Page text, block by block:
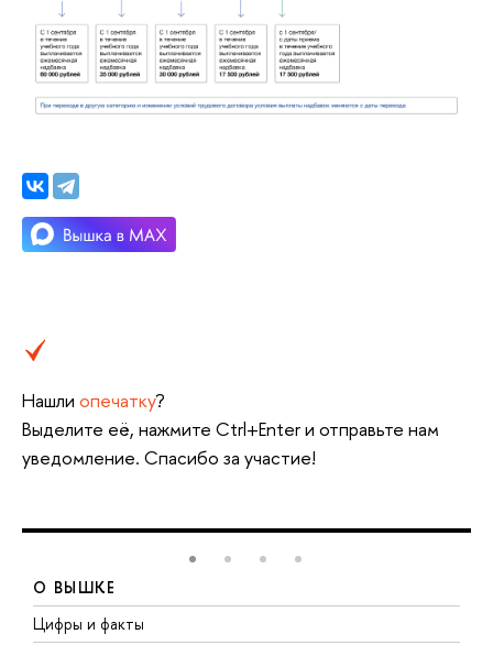
Нашли опечатку?
Выделите её, нажмите Ctrl+Enter и отправьте нам
уведомление. Спасибо за участие!
О ВЫШКЕ
Цифры и факты